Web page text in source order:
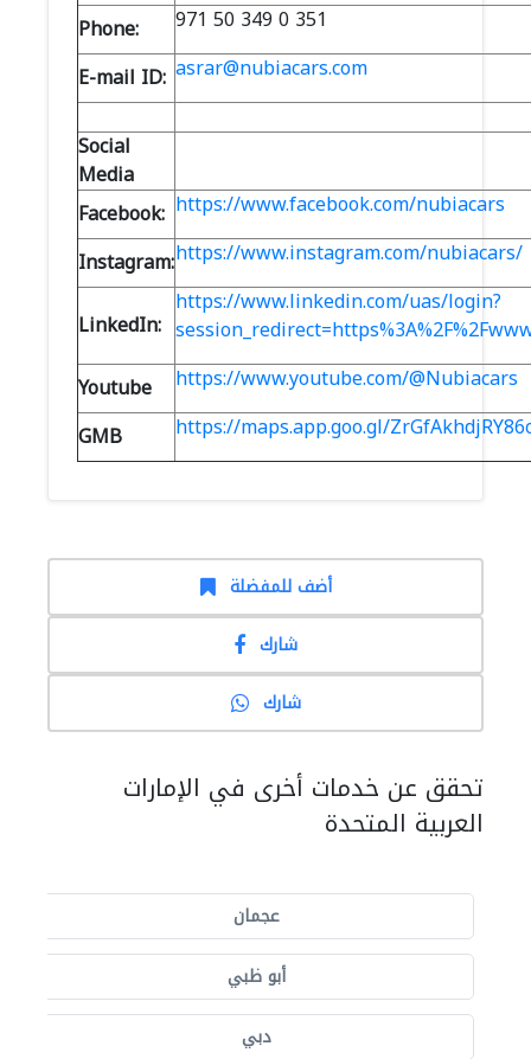
Phone:
971 50 349 0 351
E-mail ID: asrar@nubiacars.com
Social
Media
Facebook: https://www.facebook.com/nubiacars
Instagram:https://www.instagram.com/nubiacars/
LinkedIn:
https://www.linkedin.com/uas/login?
Youtube
https://www.youtube.com/@Nubiacars
GMB
https://maps.app.goo.gl/
أضف للمفضلة
شارك
شارك
تحقق عن خدمات أخرى في الإمارات
العربية المتحدة
عجمان
أبو ظبي
دبي